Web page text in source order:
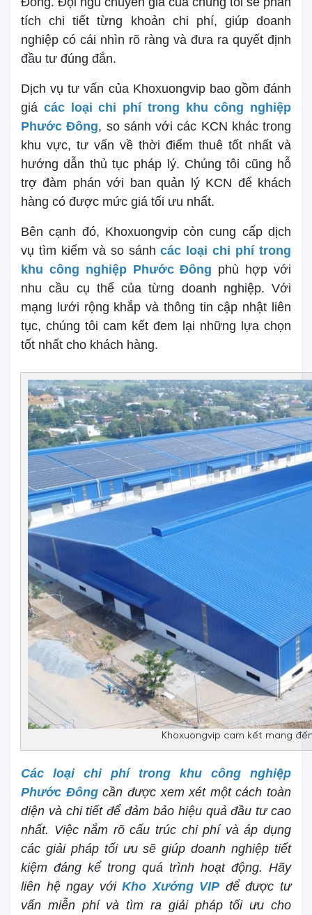
tích chi tiết từng khoản chi phí, giúp doanh
nghiệp có cái nhìn rõ ràng và đưa ra quyết định
đầu tư đúng đắn.
Dịch vụ tư vấn của Khoxuongvip bao gồm đánh
giá các loại chi phí trong khu công nghiệp
Phước Đông, so sánh với các KCN khác trong
khu vực, tư vấn về thời điểm thuê tốt nhất và
hướng dẫn thủ tục pháp lý. Chúng tôi cũng hỗ
trợ đàm phán với ban quản lý KCN để khách
hàng có được mức giá tối ưu nhất.
Bên cạnh đó, Khoxuongvip còn cung cấp dịch
vụ tìm kiếm và so sánhcác loại chi phí trong
khu công nghiệp Phước Đông phù hợp với
nhu cầu cụ thể của từng doanh nghiệp. Với
mạng lưới rộng khắp và thông tin cập nhật liên
tục, chúng tôi cam kết đem lại những lựa chọn
tốt nhất cho khách hàng.
Khoxuongvip cam kết mang
Các loại chi phí trong khu công nghiệp
Phước Đôngcần được xem xét một cách toàn
diện và chi tiết để đảm bảo hiệu quả đầu tư cao
nhất. Việc nắm rõ cấu trúc chi phí và áp dụng
các giải pháp tối ưu sẽ giúp doanh nghiệp tiết
kiệm đáng kể trong quá trình hoạt động. Hãy
liên hệ ngay vớiKho Xưởng VIP để được tư
vấn miễn phí và tìm ra giải pháp tối ưu cho